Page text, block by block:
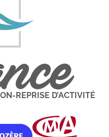
REPRISE D’ACTIVITÉ